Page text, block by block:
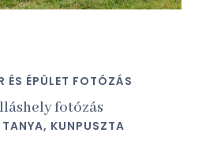
ÉS ÉPÜLET FOTÓZÁS
fotózás
KUNPUSZTA